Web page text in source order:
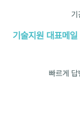
기술지원 대표메일
빠르게